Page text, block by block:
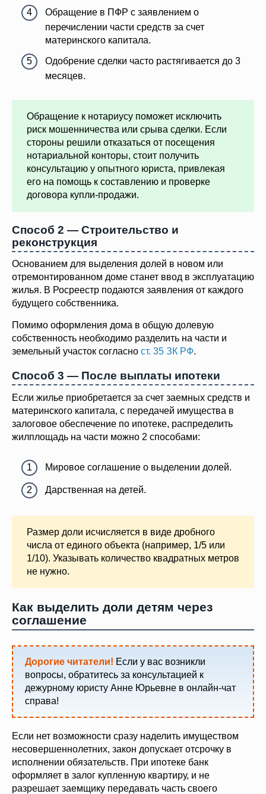
Обращение в ПФР с заявлением о
перечислении части средств за счет
материнского капитала.
Одобрение сделки часто растягивается до 3
месяцев.
Обращение к нотариусу поможет исключить
риск мошенничества или срыва сделки. Если
стороны решили отказаться от посещения
нотариальной конторы, стоит получить
консультацию у опытного юриста, привлекая
его на помощь к составлению и проверке
договора купли-продажи.
Способ 2 — Строительство и
реконструкция
Основанием для выделения долей в новом или
отремонтированном доме станет ввод в эксплуатацию
жилья. В Росреестр подаются заявления от каждого
будущего собственника.
Помимо оформления дома в общую долевую
собственность необходимо разделить на части и
земельный участок согласно ст. 35 ЗК РФ.
Способ 3 — После выплаты ипотеки
Если жилье приобретается за счет заемных средств и
материнского капитала, с передачей имущества в
залоговое обеспечение по ипотеке, распределить
жилплощадь на части можно 2 способами:
Мировое соглашение о выделении долей.
Дарственная на детей.
Размер доли исчисляется в виде дробного
числа от единого объекта (например, 1/5 или
1/10). Указывать количество квадратных метров
не нужно.
Как выделить доли детям через
соглашение
Дорогие читатели! Если у вас возникли
вопросы, обратитесь за консультацией к
дежурному юристу Анне Юрьевне в онлайн-чат
справа!
Если нет возможности сразу наделить имуществом
несовершеннолетних, закон допускает отсрочку в
исполнении обязательств. При ипотеке банк
оформляет в залог купленную квартиру, и не
разрешает заемщику передавать часть своего